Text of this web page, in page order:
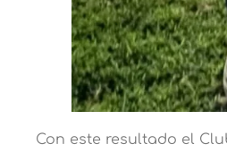
Con este resultado el